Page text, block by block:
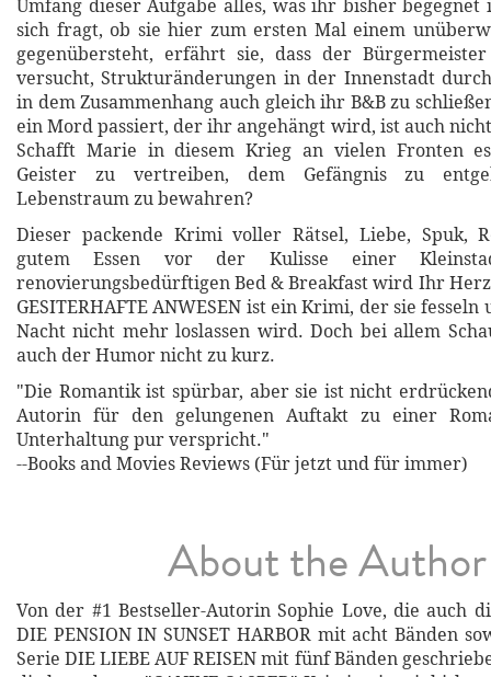
Umfang dieser Aufgabe alles, was ihr bisher begegnet
sich fragt, ob sie hier zum ersten Mal einem
gegenübersteht, erfährt sie, dass der
versucht, Strukturänderungen in der Innenstadt
in dem Zusammenhang auch gleich ihr B&B zu
ein Mord passiert, der ihr angehängt wird, ist auch
Schafft Marie in diesem Krieg an vielen Fronten
Geister zu vertreiben, dem Gefängnis zu
Lebenstraum zu bewahren?
Dieser packende Krimi voller Rätsel, Liebe, Spuk,
gutem Essen vor der Kulisse einer
renovierungsbedürftigen Bed & Breakfast wird Ihr
GESITERHAFTE ANWESEN ist ein Krimi, der sie
Nacht nicht mehr loslassen wird. Doch bei allem
auch der Humor nicht zu kurz.
"Die Romantik ist spürbar, aber sie ist nicht
Autorin für den gelungenen Auftakt zu einer
Unterhaltung pur verspricht."
--Books and Movies Reviews (Für jetzt und für immer)
About the Author
Von der #1 Bestseller-Autorin Sophie Love, die auch
DIE PENSION IN SUNSET HARBOR mit acht Bänden
Serie DIE LIEBE AUF REISEN mit fünf Bänden